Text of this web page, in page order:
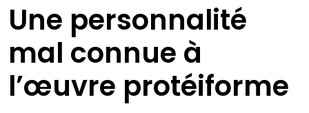
Une personnalité
mal connue à
l’œuvre protéiforme